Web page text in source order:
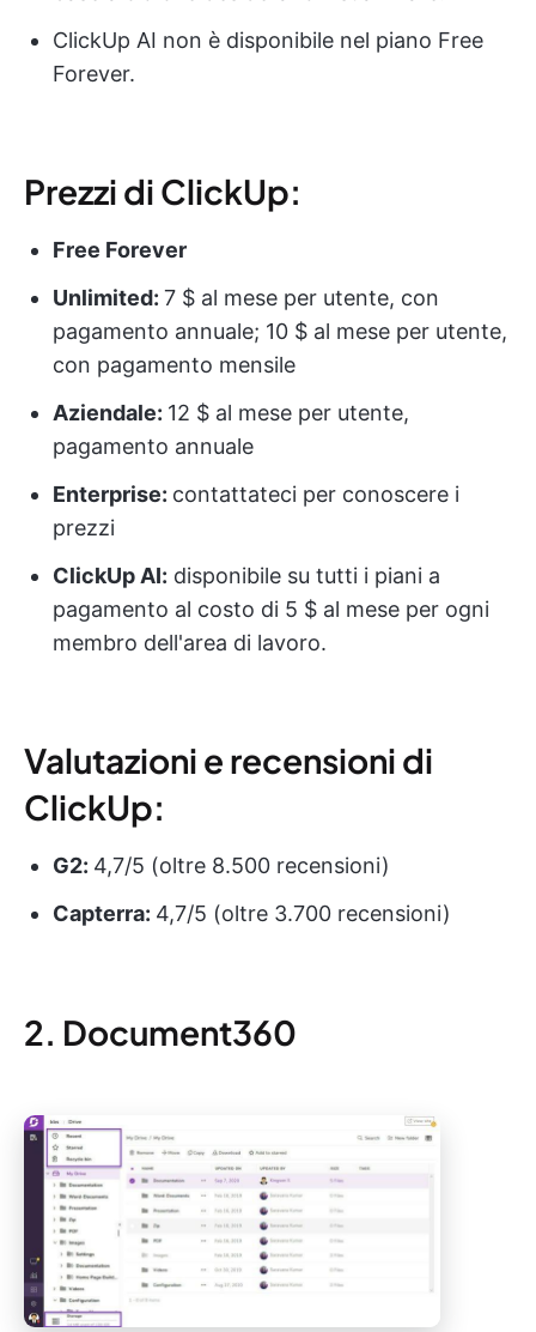
ClickUp AI non è disponibile nel piano Free
Forever.
Prezzi di ClickUp:
Free Forever
Unlimited: 7 $ al mese per utente, con
pagamento annuale; 10 $ al mese per utente,
con pagamento mensile
Aziendale: 12 $ al mese per utente,
pagamento annuale
Enterprise: contattateci per conoscere i
prezzi
ClickUp AI: disponibile su tutti i piani a
pagamento al costo di 5 $ al mese per ogni
membro dell'area di lavoro.
Valutazioni e recensioni di
ClickUp:
G2: 4,7/5 (oltre 8.500 recensioni)
Capterra: 4,7/5 (oltre 3.700 recensioni)
2. Document360